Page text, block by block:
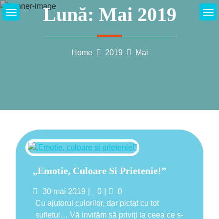
Skip
to
Lună: Mai 2019
Home 2019 Mai
„Emotie, Culoare Si Prietenie!”
Posted
on
30 mai 2019 Likes
0 Comments
0
Cu ajutorul culorilor, dar pictat cu tot
sufletul… Vă invităm să priviți la ceea ce s-